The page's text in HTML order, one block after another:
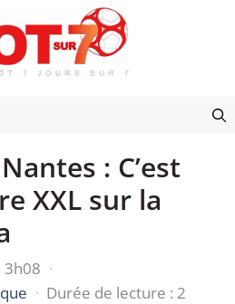
: C’est
XXL sur la
3h08 ·
· Durée de lecture : 2